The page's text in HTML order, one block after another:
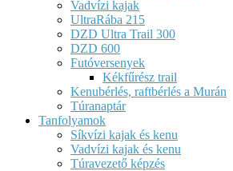
Vadvízi kajak
UltraRába 215
DZD Ultra Trail 300
DZD 600
Futóversenyek
Kékfűrész trail
Kenubérlés, raftbérlés a Murán
Túranaptár
Tanfolyamok
Síkvízi kajak és kenu
Vadvízi kajak és kenu
Túravezető képzés